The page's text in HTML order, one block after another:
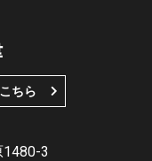
ちら
3